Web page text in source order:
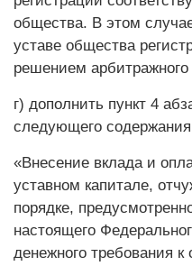
общества. В этом
уставе общества
решением арбитражного
г) дополнить пункт 4
следующего
«Внесение вклада и
уставном капитале,
порядке,
настоящего
денежного требования